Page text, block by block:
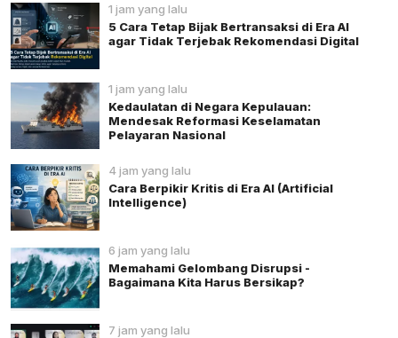
1 jam yang lalu
5 Cara Tetap Bijak Bertransaksi di Era AI
agar Tidak Terjebak Rekomendasi Digital
1 jam yang lalu
Kedaulatan di Negara Kepulauan:
Mendesak Reformasi Keselamatan
Pelayaran Nasional
4 jam yang lalu
Cara Berpikir Kritis di Era AI (Artificial
Intelligence)
6 jam yang lalu
Memahami Gelombang Disrupsi -
Bagaimana Kita Harus Bersikap?
7 jam yang lalu